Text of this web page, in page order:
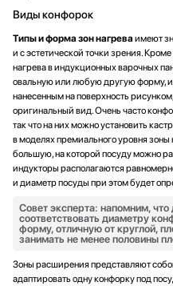
Виды конфорок
Типы и форма зон нагрева имеют
и с эстетической точки зрения.
нагрева в индукционных варочных
овальную или любую другую форму,
нанесенным на поверхность
оригинальный вид. Очень часто
так что на них можно установить
в моделях премиального уровня зоны
большую, на которой посуду можно
индукторы располагаются
и диаметр посуды при этом будет
Совет эксперта: напомним,
соответствовать диаметру
форму, отличную от круглой,
занимать не менее половины
Зоны расширения представляют
адаптировать одну конфорку под